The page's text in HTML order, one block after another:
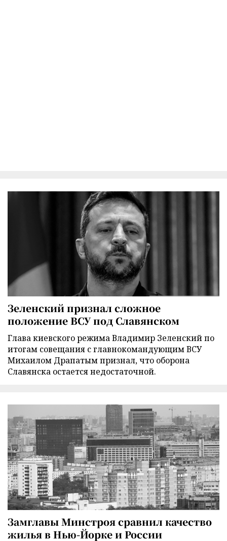
Зеленский признал сложное
положение ВСУ под Славянском
Глава киевского режима Владимир Зеленский по
итогам совещания с главнокомандующим ВСУ
Михаилом Драпатым признал, что оборона
Славянска остается недостаточной.
Замглавы Минстроя сравнил качество
жилья в Нью-Йорке и России